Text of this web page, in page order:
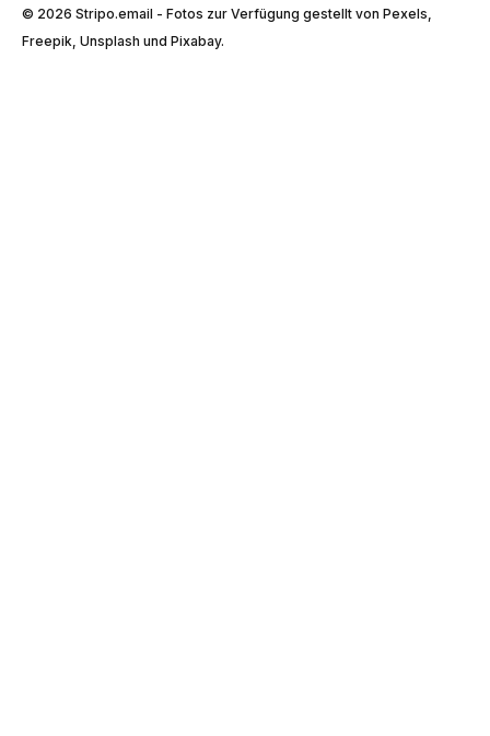
© 2026 Stripо.email - Fotos zur Verfügung gestellt von Pexels,
Freepik, Unsplash und Pixabay.